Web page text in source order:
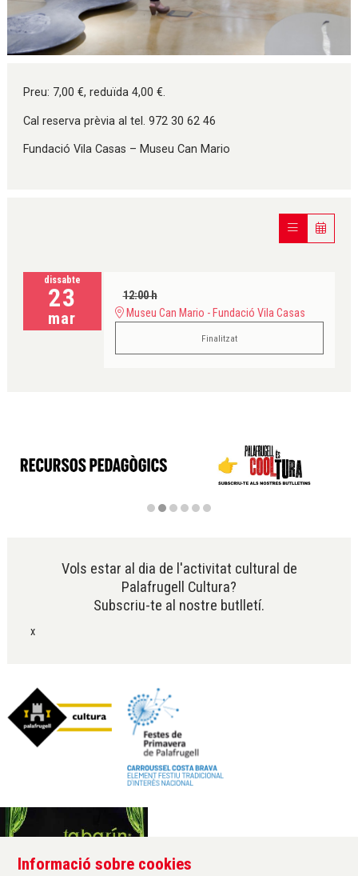
Preu: 7,00 €, reduïda 4,00 €.
Cal reserva prèvia al tel. 972 30 62 46
Fundació Vila Casas – Museu Can Mario
dissabte
23
mar
12:00 h
Museu Can Mario - Fundació Vila Casas
Finalitzat
Vols estar al dia de l'activitat cultural de
Palafrugell Cultura?
Subscriu-te al nostre butlletí.
x
Àrea de cultura de l'Ajuntament de Palafrugell
Informació sobre cookies